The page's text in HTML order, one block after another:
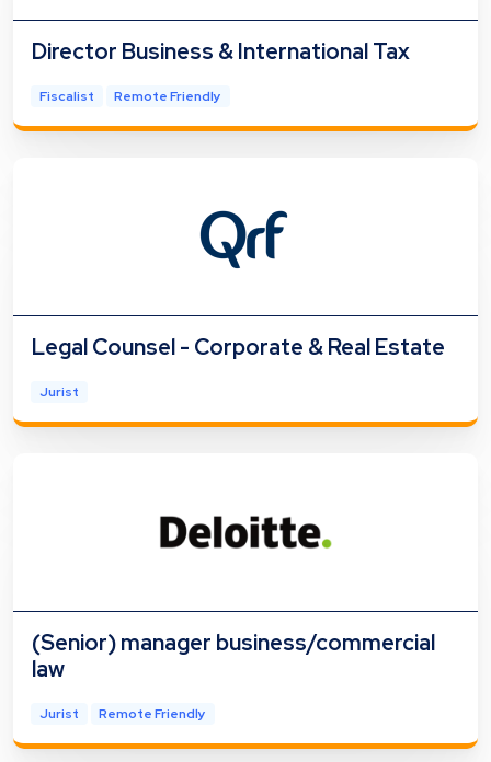
Director Business & International Tax
Fiscalist Remote Friendly
Legal Counsel - Corporate & Real Estate
Jurist
(Senior) manager business/commercial
law
Jurist Remote Friendly